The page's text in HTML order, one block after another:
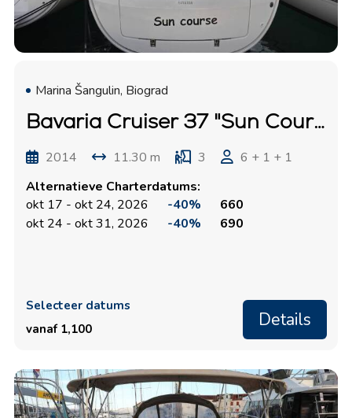
Marina Šangulin, Biograd
Bavaria Cruiser 37 "Sun Course"
2014 11.30 m 3
6 + 1 + 1
Alternatieve Charterdatums:
okt 17 - okt 24, 2026
-40%
660
okt 24 - okt 31, 2026
-40% 690
Selecteer datums
vanaf 1,100
Details